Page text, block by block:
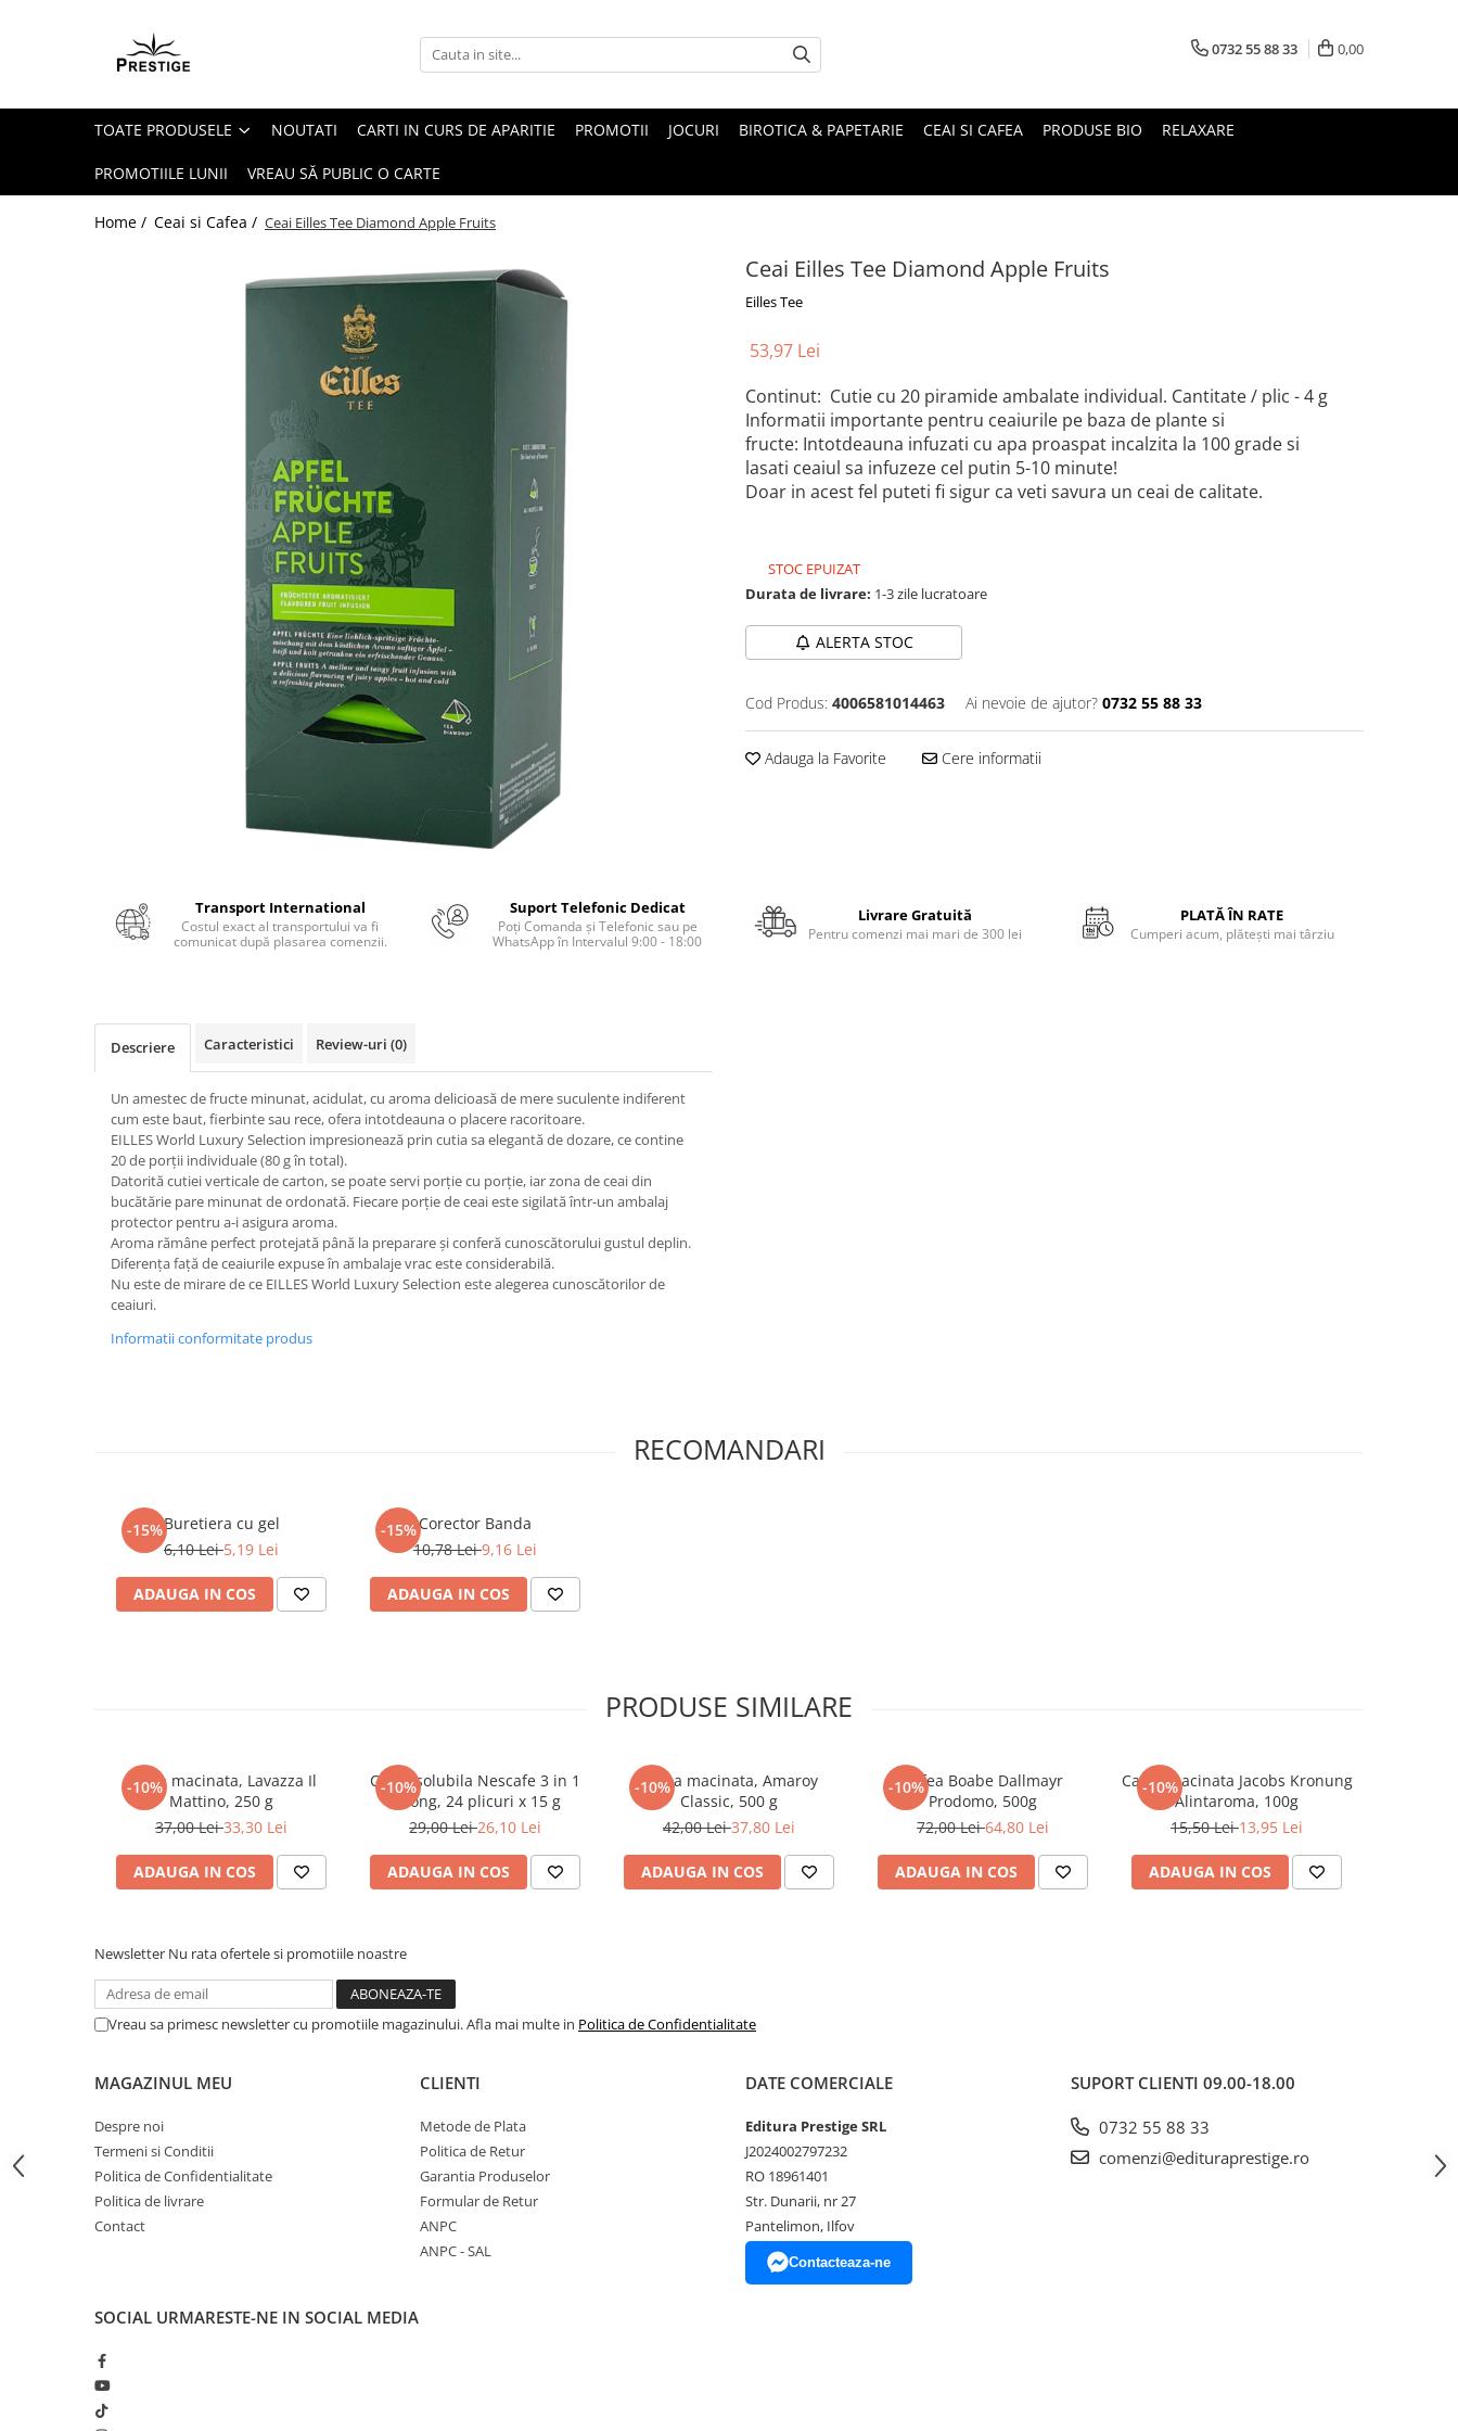
Toate Produsele
Pachete Speciale Carti
Spiritualitate - Ezoterism
AngelConnection
MedConnect
Medicina & Farmacie
Starea de bine
Terapii Alternative
Biografii, Memorii, Jurnale
Literatura Universala
Birotica & Papetarie
Articole Birotica
Accesorii Arhivare
Instrumente de scris
Seturi birotica
Articole scolare
Caiete si Carnetele scolare
Seturi scolare
Consumabile & Accesorii
0732 55 88 33 0,00
TOATE PRODUSELE NOUTATI CARTI IN CURS DE APARITIE PROMOTII JOCURI BIROTICA & PAPETARIE CEAI SI CAFEA PRODUSE BIO RELAXARE
PROMOTIILE LUNII VREAU SĂ PUBLIC O CARTE
Home / Ceai si Cafea / Ceai Eilles Tee Diamond Apple Fruits
Ceai Eilles Tee Diamond Apple Fruits
Eilles Tee
53,97 Lei
Continut: Cutie cu 20 piramide ambalate individual. Cantitate / plic - 4 g
Informatii importante pentru ceaiurile pe baza de plante si
fructe: Intotdeauna infuzati cu apa proaspat incalzita la 100 grade si
lasati ceaiul sa infuzeze cel putin 5-10 minute!
Doar in acest fel puteti fi sigur ca veti savura un ceai de calitate.
STOC EPUIZAT
Durata de livrare: 1-3 zile lucratoare
ALERTA STOC
Cod Produs: 4006581014463 Ai nevoie de ajutor? 0732 55 88 33
Adauga la Favorite Cere informatii
Transport International
Costul exact al transportului va fi
comunicat după plasarea comenzii.
Suport Telefonic Dedicat
Poți Comanda și Telefonic sau pe
WhatsApp în Intervalul 9:00 - 18:00
Livrare Gratuită
Pentru comenzi mai mari de 300 lei
PLATĂ ÎN RATE
Cumperi acum, plătești mai târziu
Descriere Caracteristici Review-uri (0)
Un amestec de fructe minunat, acidulat, cu aroma delicioasă de mere suculente indiferent
cum este baut, fierbinte sau rece, ofera intotdeauna o placere racoritoare.
EILLES World Luxury Selection impresionează prin cutia sa elegantă de dozare, ce contine
20 de porții individuale (80 g în total).
Datorită cutiei verticale de carton, se poate servi porție cu porție, iar zona de ceai din
bucătărie pare minunat de ordonată. Fiecare porție de ceai este sigilată într-un ambalaj
protector pentru a-i asigura aroma.
Aroma rămâne perfect protejată până la preparare și conferă cunoscătorului gustul deplin.
Diferența față de ceaiurile expuse în ambalaje vrac este considerabilă.
Nu este de mirare de ce EILLES World Luxury Selection este alegerea cunoscătorilor de
ceaiuri.
Informatii conformitate produs
RECOMANDARI
-15%Buretiera cu gel
6,10 Lei5,19 Lei
ADAUGA IN COS
-15%Corector Banda
10,78 Lei9,16 Lei
ADAUGA IN COS
PRODUSE SIMILARE
-10%
Cafea macinata, Lavazza Il
Mattino, 250 g
37,00 Lei33,30 Lei
ADAUGA IN COS
-10%
Cafea solubila Nescafe 3 in 1
Strong, 24 plicuri x 15 g
29,00 Lei26,10 Lei
ADAUGA IN COS
-10%
Cafea macinata, Amaroy
Classic, 500 g
42,00 Lei37,80 Lei
ADAUGA IN COS
-10%
Cafea Boabe Dallmayr
Prodomo, 500g
72,00 Lei64,80 Lei
ADAUGA IN COS
-10%
Cafea macinata Jacobs Kronung
Alintaroma, 100g
15,50 Lei13,95 Lei
ADAUGA IN COS
Newsletter Nu rata ofertele si promotiile noastre
Vreau sa primesc newsletter cu promotiile magazinului. Afla mai multe in Politica de Confidentialitate
MAGAZINUL MEU
Despre noi
Termeni si Conditii
Politica de Confidentialitate
Politica de livrare
Contact
CLIENTI
Metode de Plata
Politica de Retur
Garantia Produselor
Formular de Retur
ANPC
ANPC - SAL
DATE COMERCIALE
Editura Prestige SRL
J2024002797232
RO 18961401
Str. Dunarii, nr 27
Pantelimon, Ilfov
Contacteaza-ne
SUPORT CLIENTI 09.00-18.00
0732 55 88 33
comenzi@edituraprestige.ro
SOCIAL URMARESTE-NE IN SOCIAL MEDIA